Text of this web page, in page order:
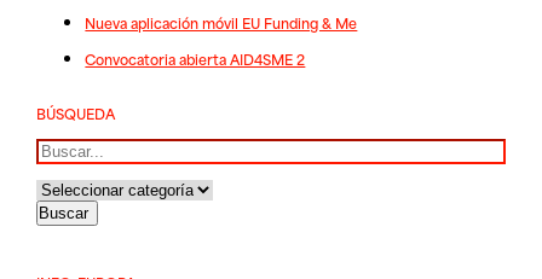
Nueva aplicación móvil EU Funding & Me
Convocatoria abierta AID4SME 2
BÚSQUEDA
Buscar